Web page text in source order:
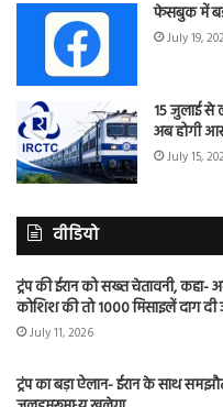
फेसबुक में
July 19,
15 जुलाई से
अब होगी
July 15,
वीडियो
ट्रंप की ईरान को सख्त चेतावनी, कहा-
कोशिश की तो 1000 मिसाइलें दाग दी
July 11, 2026
ट्रंप का बड़ा ऐलान- ईरान के साथ